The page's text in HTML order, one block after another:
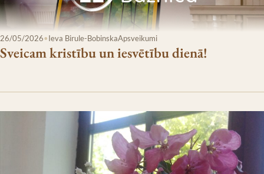
26/05/2026•Ieva Birule-BobinskaApsveikumi
Sveicam kristību un iesvētību dienā!